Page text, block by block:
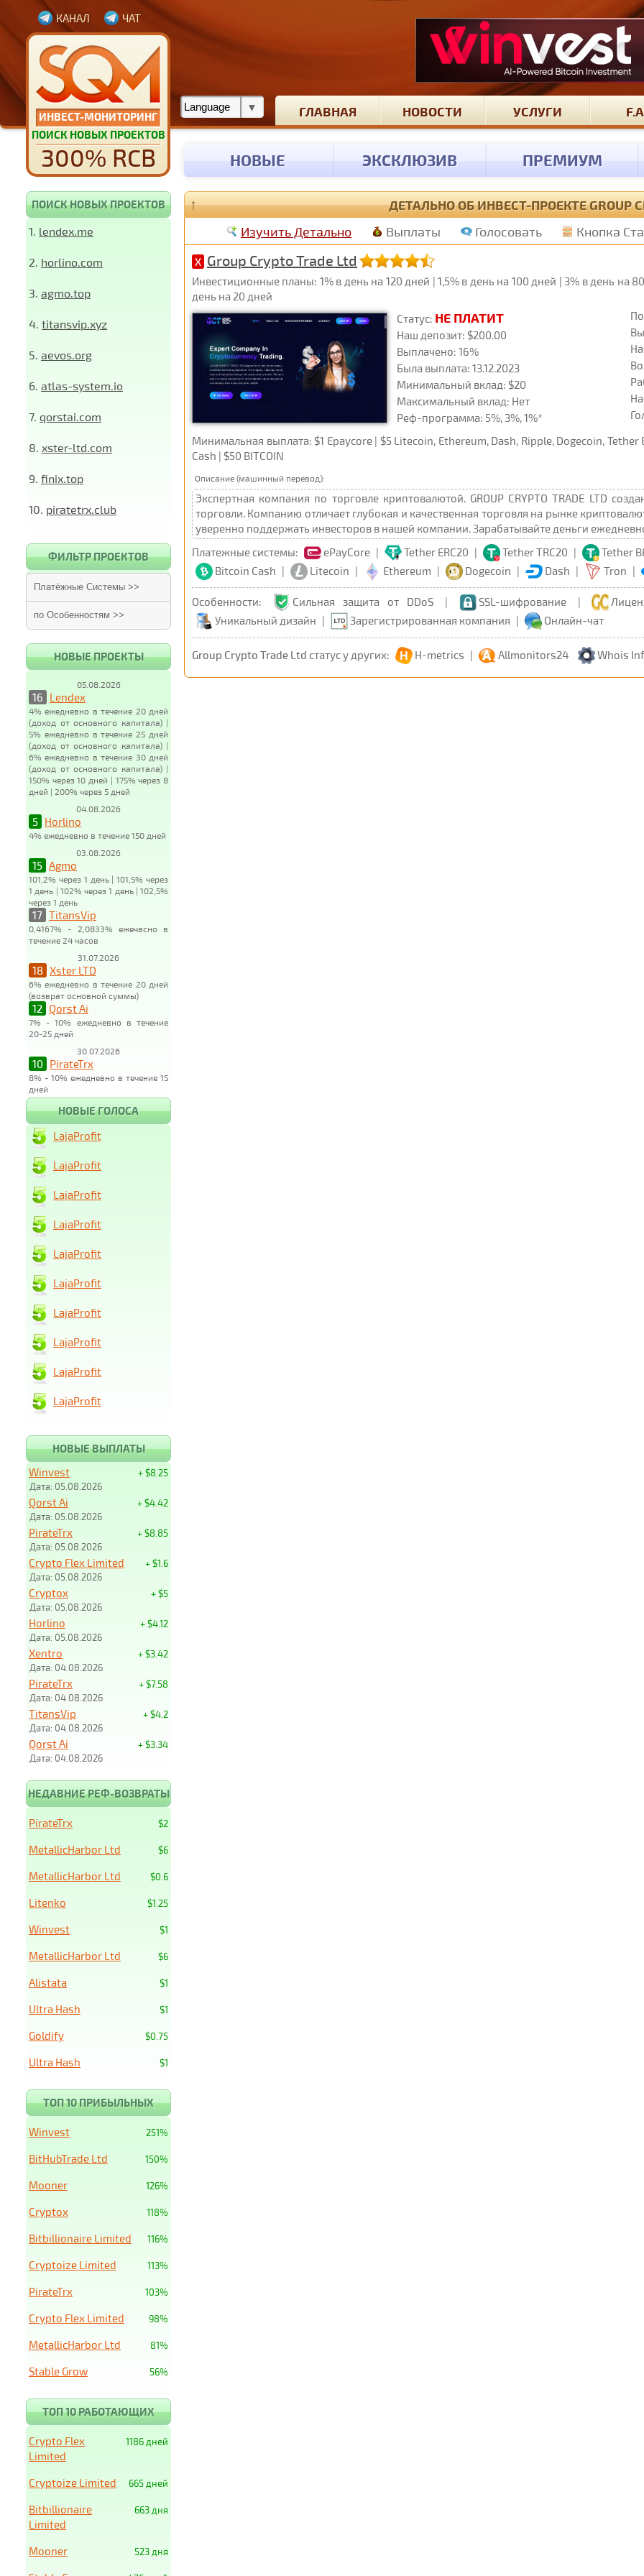
ИНВЕСТ-МОНИТОРИНГ
ПОИСК НОВЫХ ПРОЕКТОВ
300% RCB
КАНАЛ ЧАТ
ГЛАВНАЯ НОВОСТИ УСЛУГИ
НОВЫЕ ЭКСКЛЮЗИВ ПРЕМИУМ
ПОИСК НОВЫХ ПРОЕКТОВ
1. lendex.me
2. horlino.com
3. agmo.top
4. titansvip.xyz
5. aevos.org
6. atlas-system.io
7. qorstai.com
8. xster-ltd.com
9. finix.top
10. piratetrx.club
ФИЛЬТР ПРОЕКТОВ
Платёжные Системы >>
по Особенностям >>
НОВЫЕ ПРОЕКТЫ
05.08.2026
16 Lendex
4% ежедневно в течение 20 дней
(доход от основного капитала) |
5% ежедневно в течение 25 дней
(доход от основного капитала) |
6% ежедневно в течение 30 дней
(доход от основного капитала) |
150% через 10 дней | 175% через 8
дней | 200% через 5 дней
04.08.2026
5 Horlino
4% ежедневно в течение 150 дней
03.08.2026
15 Agmo
101,2% через 1 день | 101,5% через
1 день | 102% через 1 день | 102,5%
через 1 день
17 TitansVip
0,4167% - 2,0833% ежечасно в
течение 24 часов
31.07.2026
18 Xster LTD
6% ежедневно в течение 20 дней
(возврат основной суммы)
12 Qorst Ai
7% - 10% ежедневно в течение
20-25 дней
30.07.2026
10 PirateTrx
8% - 10% ежедневно в течение 15
дней
↑ ДЕТАЛЬНО ОБ ИНВЕСТ-ПРОЕКТЕ GROUP
Изучить Детально Выплаты Голосовать Кнопка
X Group Crypto Trade Ltd
Инвестиционные планы: 1% в день на 120 дней | 1,5% в день на 100 дней | 3% в день на
день на 20 дней
Статус: НЕ ПЛАТИТ
Наш депозит: $200.00
Выплачено: 16%
Была выплата: 13.12.2023
Минимальный вклад: $20
Максимальный вклад: Нет
Реф-программа: 5%, 3%, 1%*
Минимальная выплата: $1 Epaycore | $5 Litecoin, Ethereum, Dash, Ripple, Dogecoin, Tether
Cash | $50 BITCOIN
Описание (машинный перевод):
Экспертная компания по торговле криптовалютой. GROUP CRYPTO TRADE LTD
торговли. Компанию отличает глубокая и качественная торговля на рынке
уверенно поддержать инвесторов в нашей компании. Зарабатывайте деньги
Платежные системы:
ePayCore | Tether ERC20 | Tether TRC20 |
Tether
Bitcoin Cash | Litecoin | Ethereum | Dogecoin | Dash | Tron |
Особенности: Сильная защита от DDoS | SSL-шифрование |
Уникальный дизайн | Зарегистрированная компания | Онлайн-чат
Group Crypto Trade Ltd статус у других: H-metrics | Allmonitors24 Whois
НОВЫЕ ГОЛОСА
LajaProfit
LajaProfit
LajaProfit
LajaProfit
LajaProfit
LajaProfit
LajaProfit
LajaProfit
LajaProfit
LajaProfit
НОВЫЕ ВЫПЛАТЫ
+ $8.25
Winvest
Дата: 05.08.2026
+ $4.42
Qorst Ai
Дата: 05.08.2026
+ $8.85
PirateTrx
Дата: 05.08.2026
+ $1.6
Crypto Flex Limited
Дата: 05.08.2026
+ $5
Cryptox
Дата: 05.08.2026
+ $4.12
Horlino
Дата: 05.08.2026
+ $3.42
Xentro
Дата: 04.08.2026
+ $7.58
PirateTrx
Дата: 04.08.2026
+ $4.2
TitansVip
Дата: 04.08.2026
+ $3.34
Qorst Ai
Дата: 04.08.2026
НЕДАВНИЕ РЕФ-ВОЗВРАТЫ
$2
PirateTrx
$6
MetallicHarbor Ltd
$0.6
MetallicHarbor Ltd
$1.25
Litenko
$1
Winvest
$6
MetallicHarbor Ltd
$1
Alistata
$1
Ultra Hash
$0.75
Goldify
$1
Ultra Hash
ТОП 10 ПРИБЫЛЬНЫХ
251%
Winvest
150%
BitHubTrade Ltd
126%
Mooner
118%
Cryptox
116%
Bitbillionaire Limited
113%
Cryptoize Limited
103%
PirateTrx
98%
Crypto Flex Limited
81%
MetallicHarbor Ltd
56%
Stable Grow
ТОП 10 РАБОТАЮЩИХ
1186 дней
Crypto Flex
Limited
665 дней
Cryptoize Limited
663 дня
Bitbillionaire
Limited
523 дня
Mooner